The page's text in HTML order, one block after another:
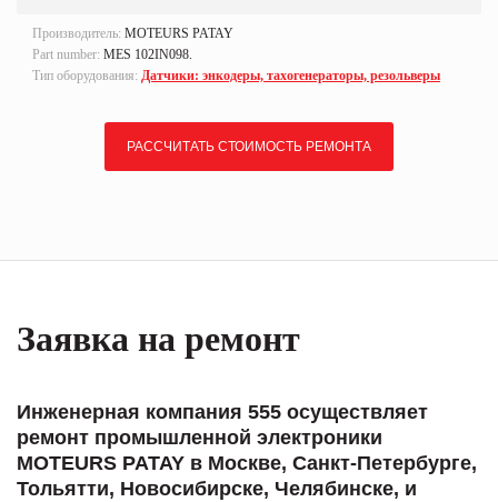
Производитель: MOTEURS PATAY
Part number: MES 102IN098.
Тип оборудования: Датчики: энкодеры, тахогенераторы, резольверы
РАССЧИТАТЬ СТОИМОСТЬ РЕМОНТА
Заявка на ремонт
Инженерная компания 555 осуществляет
ремонт промышленной электроники
MOTEURS PATAY в Москве, Санкт-Петербурге,
Тольятти, Новосибирске, Челябинске, и